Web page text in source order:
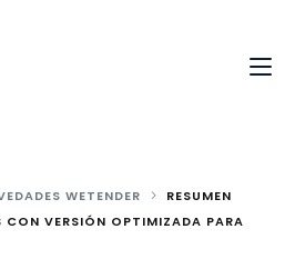
WETENDER
RESUMEN
CON VERSIÓN OPTIMIZADA PARA